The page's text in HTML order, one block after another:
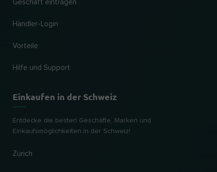
Geschäft eintragen
Händler-Login
Vorteile
Hilfe und Support
Einkaufen in der Schweiz
Entdecke die besten Geschäfte, Marken und
Einkaufsmöglichkeiten in der Schweiz!
Zürich